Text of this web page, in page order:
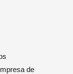
de